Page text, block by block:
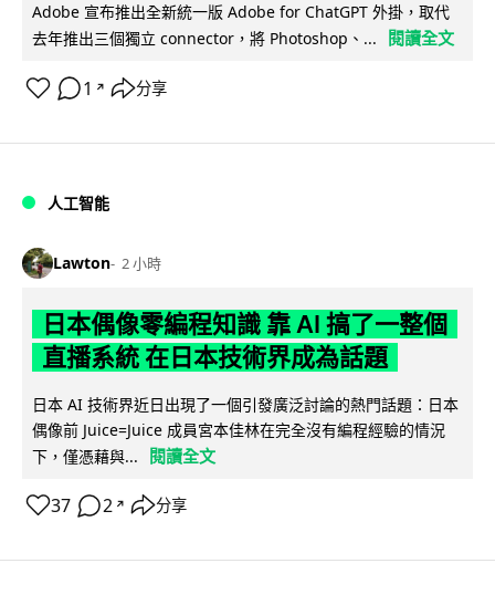
Adobe 宣布推出全新統一版 Adobe for ChatGPT 外掛，取代
去年推出三個獨立 connector，將 Photoshop、...
閱讀全文
1 ↗ 分享
人工智能
Lawton 2 小時
日本偶像零編程知識 靠 AI 搞了一整個
直播系統 在日本技術界成為話題
日本 AI 技術界近日出現了一個引發廣泛討論的熱門話題：日本
偶像前 Juice=Juice 成員宮本佳林在完全沒有編程經驗的情況
下，僅憑藉與...
閱讀全文
37 2 ↗ 分享